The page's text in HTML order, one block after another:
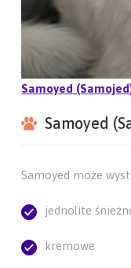
Samoyed
Samoyed
Samoyed może
jednolite
kremowe